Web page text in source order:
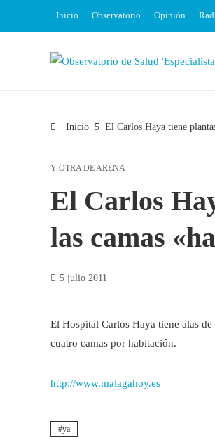
Inicio Observatorio Opinión
Inicio El Carlos Haya tiene
Y OTRA DE ARENA
El Carlos
las camas
5 julio 2011
El Hospital Carlos Haya tiene alas
cuatro camas por habitación.
http://www.malagahoy.es
ya